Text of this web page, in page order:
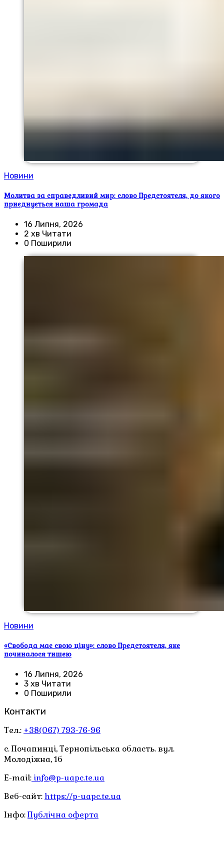
Новини
Молитва за справедливий мир: слово Предстоятеля, до якого
приєднується наша громада
16 Липня, 2026
2 хв Читати
0 Поширили
Новини
«Свобода має свою ціну»: слово Предстоятеля, яке
починалося тишею
16 Липня, 2026
3 хв Читати
0 Поширили
Контакти
Тел.: +38(067) 793-76-96
с. Почапинці, Тернопільська область. вул.
Молодіжна, 1б
E-mail: info@p-uapc.te.ua
Веб-сайт: https://p-uapc.te.ua
Інфо:Публічна оферта